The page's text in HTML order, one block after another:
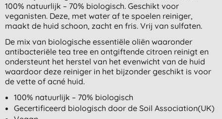
100% natuurlijk – 70% biologisch. Geschikt voor
veganisten. Deze, met water af te spoelen reiniger,
maakt de huid schoon, zacht en fris. Vrij van sulfaten.
De mix van biologische essentiële oliën waaronder
antibacteriële tea tree en ontgiftende citroen reinigt en
ondersteunt het herstel van het evenwicht van de huid
waardoor deze reiniger in het bijzonder geschikt is voor
de vette of acné huid.
100% natuurlijk – 70% biologisch
Gecertificeerd biologisch door de Soil Association(UK)